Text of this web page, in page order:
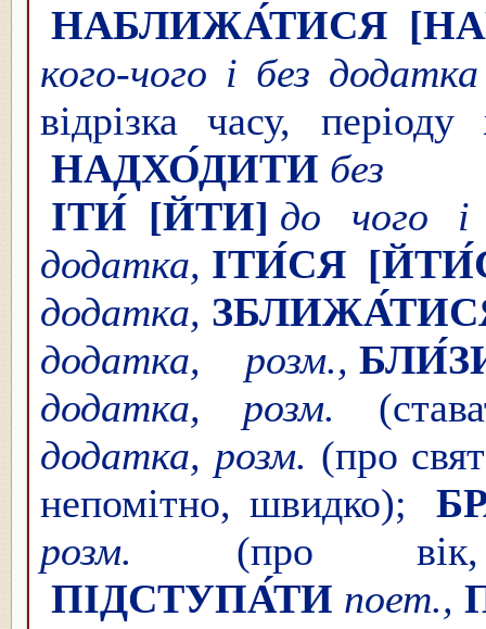
НАБЛИЖА́ТИСЯ
кого-чого і без додатка
відрізка часу,
НАДХО́ДИТИ без
ІТИ́ [ЙТИ] до чого і
додатка, ІТИ́СЯ
додатка,
додатка, розм.,
додатка, розм.
додатка, розм. (про
непомітно, швидко);
розм. (про
ПІДСТУПА́ТИ поет.,